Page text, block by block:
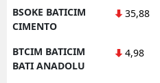
BSOKE BATICIM
CIMENTO
35,88
BTCIM BATICIM
BATI ANADOLU
4,98